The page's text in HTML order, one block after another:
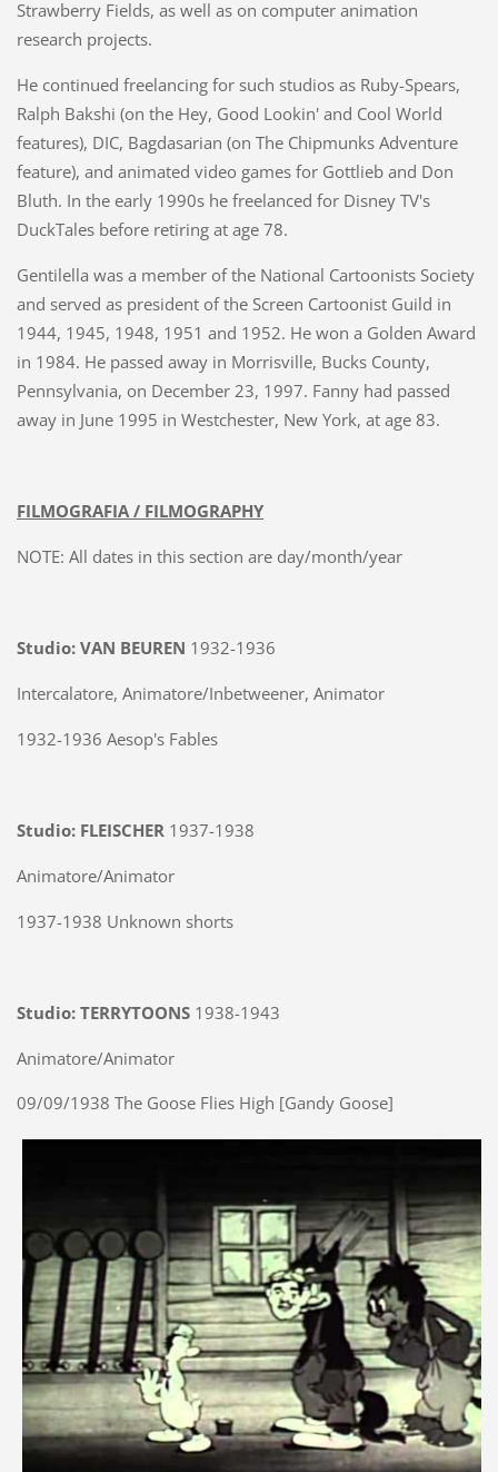
Strawberry Fields, as well as on computer animation
research projects.
He continued freelancing for such studios as Ruby-Spears,
Ralph Bakshi (on the Hey, Good Lookin' and Cool World
features), DIC, Bagdasarian (on The Chipmunks Adventure
feature), and animated video games for Gottlieb and Don
Bluth. In the early 1990s he freelanced for Disney TV's
DuckTales before retiring at age 78.
Gentilella was a member of the National Cartoonists Society
and served as president of the Screen Cartoonist Guild in
1944, 1945, 1948, 1951 and 1952. He won a Golden Award
in 1984. He passed away in Morrisville, Bucks County,
Pennsylvania, on December 23, 1997. Fanny had passed
away in June 1995 in Westchester, New York, at age 83.
FILMOGRAFIA / FILMOGRAPHY
NOTE: All dates in this section are day/month/year
Studio: VAN BEUREN 1932-1936
Intercalatore, Animatore/Inbetweener, Animator
1932-1936 Aesop's Fables
Studio: FLEISCHER 1937-1938
Animatore/Animator
1937-1938 Unknown shorts
Studio: TERRYTOONS 1938-1943
Animatore/Animator
09/09/1938 The Goose Flies High [Gandy Goose]